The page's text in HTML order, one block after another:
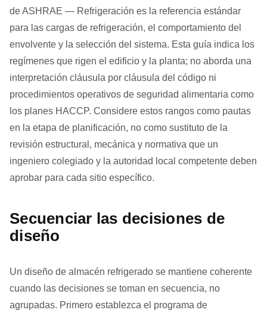
de ASHRAE — Refrigeración es la referencia estándar
para las cargas de refrigeración, el comportamiento del
envolvente y la selección del sistema. Esta guía indica los
regímenes que rigen el edificio y la planta; no aborda una
interpretación cláusula por cláusula del código ni
procedimientos operativos de seguridad alimentaria como
los planes HACCP. Considere estos rangos como pautas
en la etapa de planificación, no como sustituto de la
revisión estructural, mecánica y normativa que un
ingeniero colegiado y la autoridad local competente deben
aprobar para cada sitio específico.
Secuenciar las decisiones de
diseño
Un diseño de almacén refrigerado se mantiene coherente
cuando las decisiones se toman en secuencia, no
agrupadas. Primero establezca el programa de